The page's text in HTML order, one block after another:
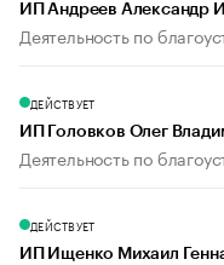
ИП Андреев Александр
Деятельность по
ДЕЙСТВУЕТ
ИП Головков Олег
Деятельность по
ДЕЙСТВУЕТ
ИП Ищенко Михаил